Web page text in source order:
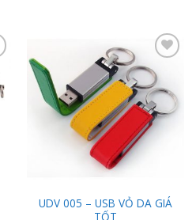
Add to
Wishlist
UDV 005 – USB VỎ DA GIÁ
TỐT